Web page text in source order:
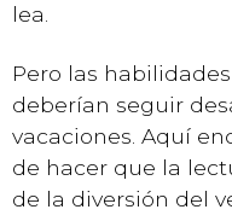
lea.
Pero las
deberían seguir
vacaciones. Aquí
de hacer que la
de la diversión del